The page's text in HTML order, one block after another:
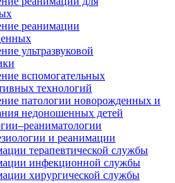
реанимации
ультразвуковой
вспомогательных
технологий
патологии новорожденных и
недоношенных детей
и реанимации
терапевтической службы
инфекционной службы
хирургической службы